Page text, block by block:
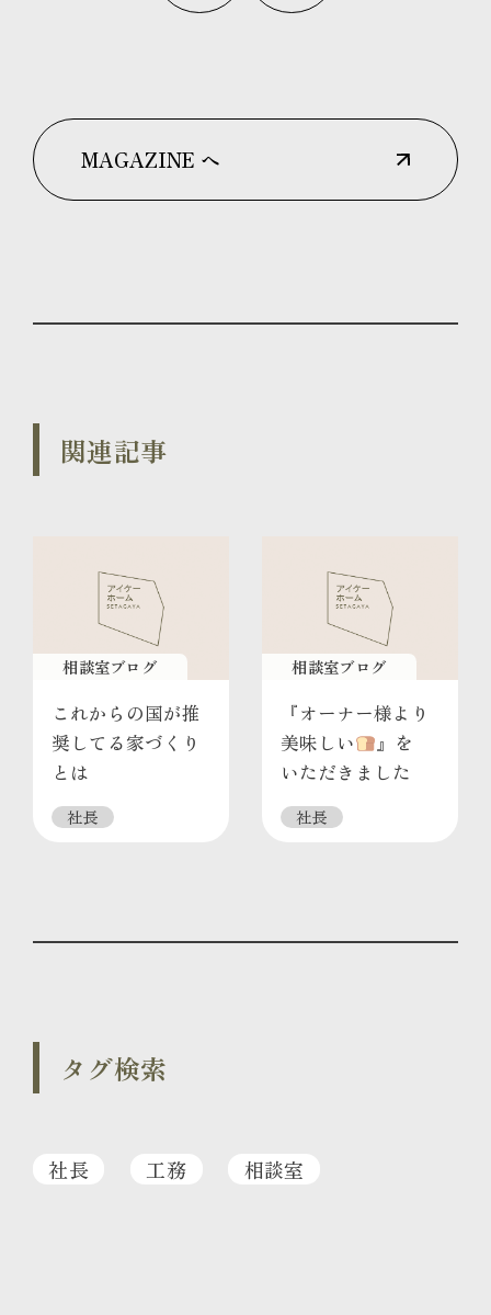
MAGAZINE へ
関連記事
相談室ブログ
これからの国が推
奨してる家づくり
とは
社長
相談室ブログ
『オーナー様より
美味しい
』を
いただきました
社長
タグ検索
社長 工務 相談室